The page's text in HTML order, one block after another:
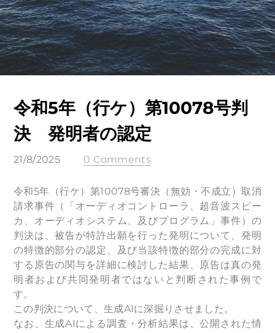
令和5年（行ケ）第10078号判
決 発明者の認定
21/8/2025 0 Comments
令和5年（行ケ）第10078号審決（無効・不成立）取消
請求事件（「オーディオコントローラ、超音波スピー
カ、オーディオシステム、及びプログラム」事件）の
判決は、被告が特許出願を行った発明について、発明
の特徴的部分の認定、及び当該特徴的部分の完成に対
する原告の関与を詳細に検討した結果、原告は真の発
明者および共同発明者ではないと判断された事例で
す。
この判決について、生成AIに深掘りさせました。
なお、生成AIによる調査・分析結果は、公開された情